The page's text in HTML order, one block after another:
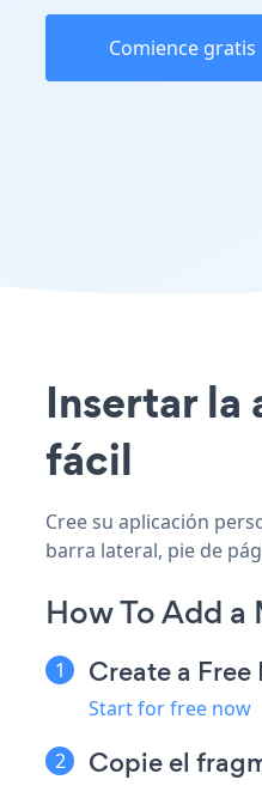
Comience gratis
Insertar la
fácil
Cree su aplicación
barra lateral, pie de
How To Add
Create a
Start for free now
Copie el